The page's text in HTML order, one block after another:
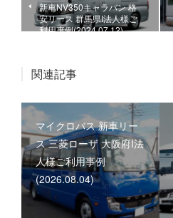
新車NV350キャラバン 格
安リース 群馬県I法人様ご
利用事例(2024.07.12)
関連記事
マイクロバス 新車リー
ス 三菱ローザ 大阪府I法
人様ご利用事例
(2026.08.04)